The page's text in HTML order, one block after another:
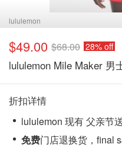
lululemon
$49.00 $68.00 28% off
lululemon Mile Maker 男
折扣详情
lululemon 现有 父亲节
免费门店退换货，final